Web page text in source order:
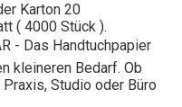
Karton 20
( 4000 Stück ).
- Das Handtuchpapier
kleineren Bedarf. Ob
Studio oder Büro